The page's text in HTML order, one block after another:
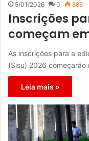
5/01/2026 0 886
Inscrições
começam
As inscrições para a
(Sisu) 2026
Leia mais »